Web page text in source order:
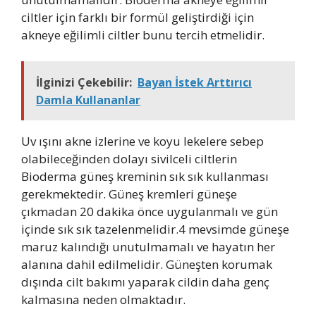
ciltler için farklı bir formül geliştirdiği için
akneye eğilimli ciltler bunu tercih etmelidir.
İlginizi Çekebilir: Bayan İstek Arttırıcı
Damla Kullananlar
Uv ışını akne izlerine ve koyu lekelere sebep
olabileceğinden dolayı sivilceli ciltlerin
Bioderma güneş kreminin sık sık kullanması
gerekmektedir. Güneş kremleri güneşe
çıkmadan 20 dakika önce uygulanmalı ve gün
içinde sık sık tazelenmelidir.4 mevsimde güneşe
maruz kalındığı unutulmamalı ve hayatın her
alanına dahil edilmelidir. Güneşten korumak
dışında cilt bakımı yaparak cildin daha genç
kalmasına neden olmaktadır.